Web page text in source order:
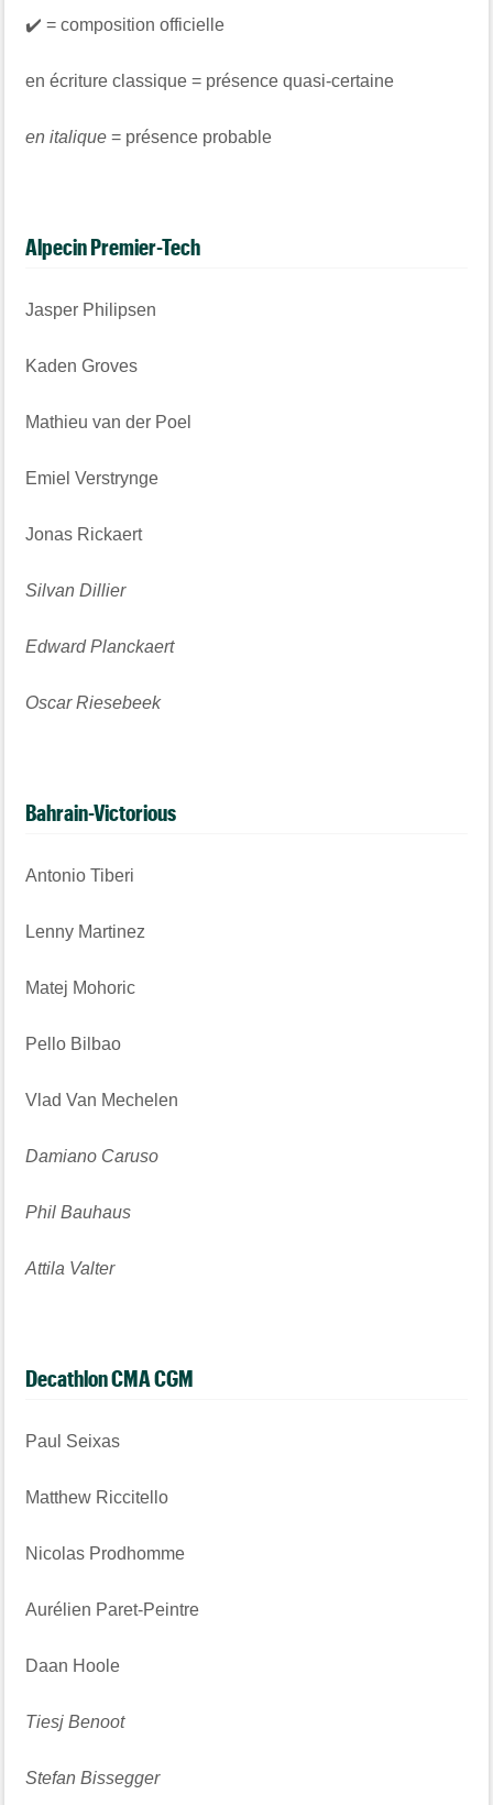
✔️ = composition officielle
en écriture classique = présence quasi-certaine
en italique= présence probable
Alpecin Premier-Tech
Jasper Philipsen
Kaden Groves
Mathieu van der Poel
Emiel Verstrynge
Jonas Rickaert
Silvan Dillier
Edward Planckaert
Oscar Riesebeek
Bahrain-Victorious
Antonio Tiberi
Lenny Martinez
Matej Mohoric
Pello Bilbao
Vlad Van Mechelen
Damiano Caruso
Phil Bauhaus
Attila Valter
Decathlon CMA CGM
Paul Seixas
Matthew Riccitello
Nicolas Prodhomme
Aurélien Paret-Peintre
Daan Hoole
Tiesj Benoot
Stefan Bissegger